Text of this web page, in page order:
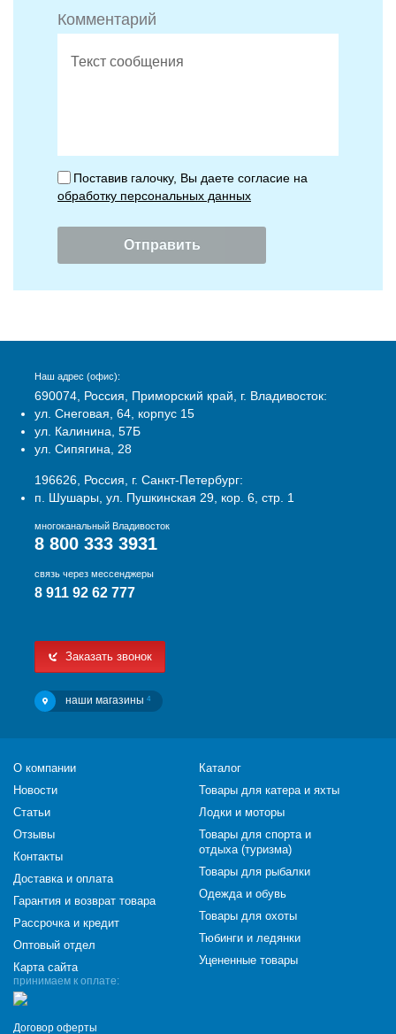
Комментарий
Поставив галочку, Вы даете согласие на
обработку персональных данных
Наш адрес (офис):
690074, Россия, Приморский край, г. Владивосток:
ул. Снеговая, 64, корпус 15
ул. Калинина, 57Б
ул. Сипягина, 28
196626, Россия, г. Санкт-Петербург:
п. Шушары, ул. Пушкинская 29, кор. 6, стр. 1
многоканальный Владивосток
8 800 333 3931
связь через мессенджеры
8 911 92 62 777
Заказать звонок
наши магазины 4
принимаем к оплате:
Договор оферты
О компании
Новости
Статьи
Отзывы
Контакты
Доставка и оплата
Гарантия и возврат товара
Рассрочка и кредит
Оптовый отдел
Карта сайта
Каталог
Товары для катера и яхты
Лодки и моторы
Товары для спорта и
отдыха (туризма)
Товары для рыбалки
Одежда и обувь
Товары для охоты
Тюбинги и ледянки
Уцененные товары